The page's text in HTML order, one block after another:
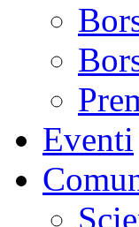
Eventi